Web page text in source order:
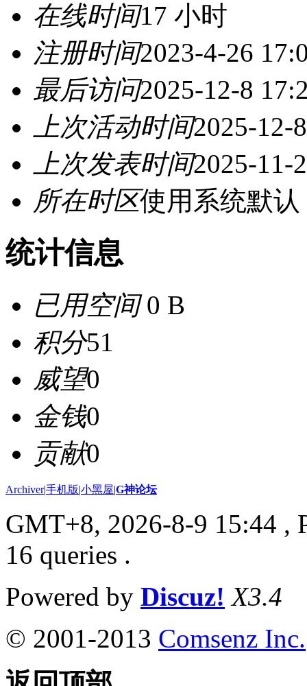
在线时间17 小时
注册时间2023-4-26
最后访问2025-12-8
上次活动时间2025-12-
上次发表时间2025-11-
所在时区使用系统默认
统计信息
已用空间0 B
积分51
威望0
金钱0
贡献0
Archiver|手机版|小黑屋|G神论坛
GMT+8, 2026-8-9 15:44 ,
16 queries .
Powered by Discuz! X3.4
© 2001-2013 Comsenz Inc.